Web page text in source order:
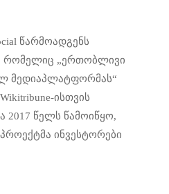
წარმოადგენს
რომელიც „ერთობლივი
მედიაპლატფორმას“
ისთვის
2017 წელს წამოიწყო,
ინვესტორები